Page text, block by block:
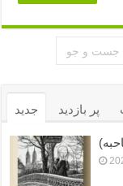
جدید پر بازدید